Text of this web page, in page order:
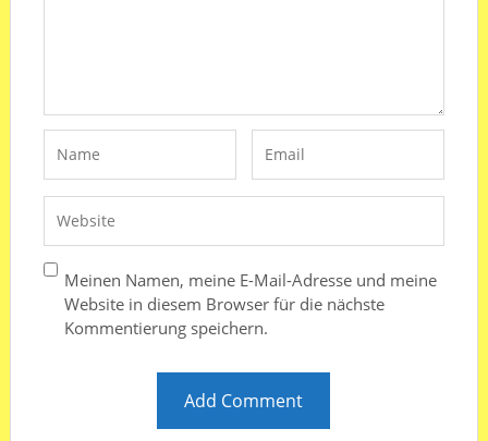
Meinen Namen, meine E-Mail-Adresse und meine
Website in diesem Browser für die nächste
Kommentierung speichern.